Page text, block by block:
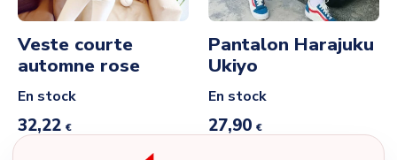
Veste courte
automne rose
En stock
32,22 €
Pantalon Harajuku
Ukiyo
En stock
27,90 €